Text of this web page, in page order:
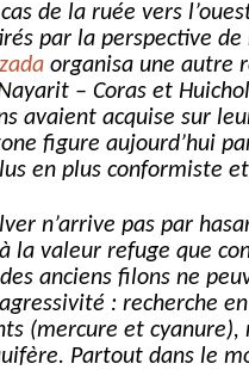
de la ruée vers
par la perspective de
organisa une autre
– Coras et
avaient acquise sur
figure aujourd’hui
en plus conformiste
n’arrive pas par
la valeur refuge que
anciens filons ne
: recherche
(mercure et cyanure),
Partout dans le